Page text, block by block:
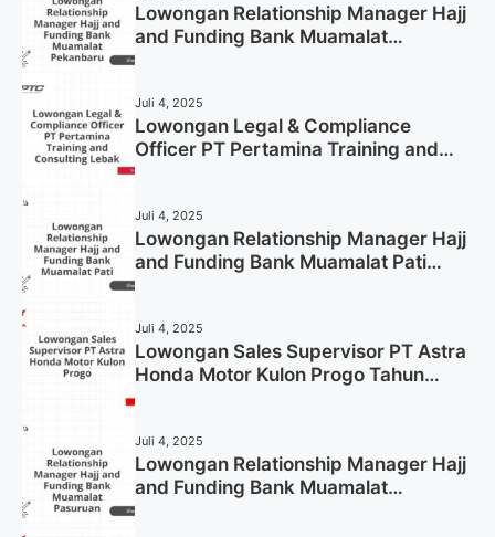
Lowongan Relationship Manager Hajj
and Funding Bank Muamalat
Juli 4, 2025
Lowongan Legal & Compliance
Officer PT Pertamina Training and
Juli 4, 2025
Lowongan Relationship Manager Hajj
and Funding Bank Muamalat Pati
Juli 4, 2025
Lowongan Sales Supervisor PT Astra
Honda Motor Kulon Progo Tahun
Juli 4, 2025
Lowongan Relationship Manager Hajj
and Funding Bank Muamalat